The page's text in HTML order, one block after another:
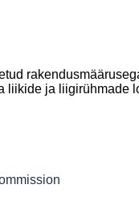
liikide ja liigirühmade